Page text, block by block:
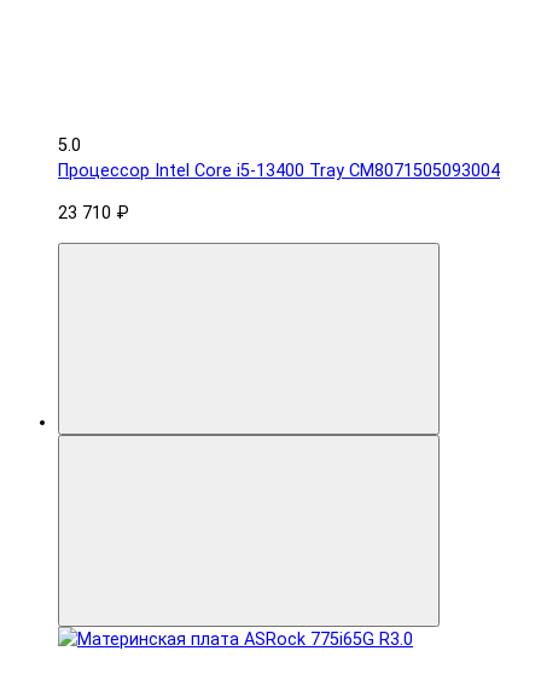
5.0
Процессор Intel Core i5-13400 Tray CM8071505093004
23 710 ₽